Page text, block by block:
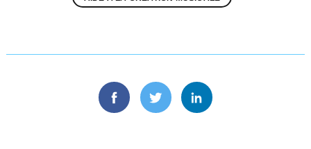
FacebookTwitterLinkedin